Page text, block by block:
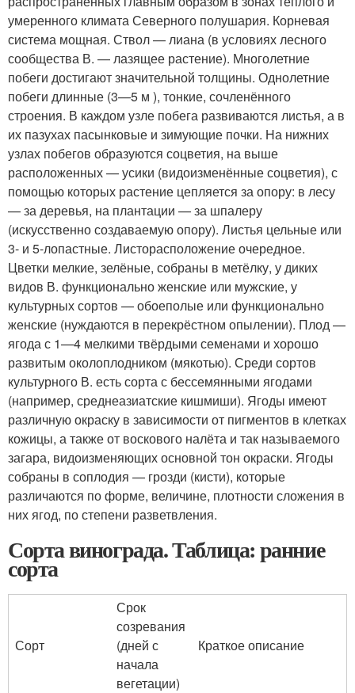
умеренного климата Северного полушария. Корневая
система мощная. Ствол — лиана (в условиях лесного
сообщества В. — лазящее растение). Многолетние
побеги достигают значительной толщины. Однолетние
побеги длинные (3—5 м ), тонкие, сочленённого
строения. В каждом узле побега развиваются листья, а в
их пазухах пасынковые и зимующие почки. На нижних
узлах побегов образуются соцветия, на выше
расположенных — усики (видоизменённые соцветия), с
помощью которых растение цепляется за опору: в лесу
— за деревья, на плантации — за шпалеру
(искусственно создаваемую опору). Листья цельные или
3- и 5-лопастные. Листорасположение очередное.
Цветки мелкие, зелёные, собраны в метёлку, у диких
видов В. функционально женские или мужские, у
культурных сортов — обоеполые или функционально
женские (нуждаются в перекрёстном опылении). Плод —
ягода с 1—4 мелкими твёрдыми семенами и хорошо
развитым околоплодником (мякотью). Среди сортов
культурного В. есть сорта с бессемянными ягодами
(например, среднеазиатские кишмиши). Ягоды имеют
различную окраску в зависимости от пигментов в клетках
кожицы, а также от воскового налёта и так называемого
загара, видоизменяющих основной тон окраски. Ягоды
собраны в соплодия — грозди (кисти), которые
различаются по форме, величине, плотности сложения в
них ягод, по степени разветвления.
Сорта винограда. Таблица: ранние
сорта
Сорт
Срок
созревания
(дней с
начала
вегетации)
Краткое описание